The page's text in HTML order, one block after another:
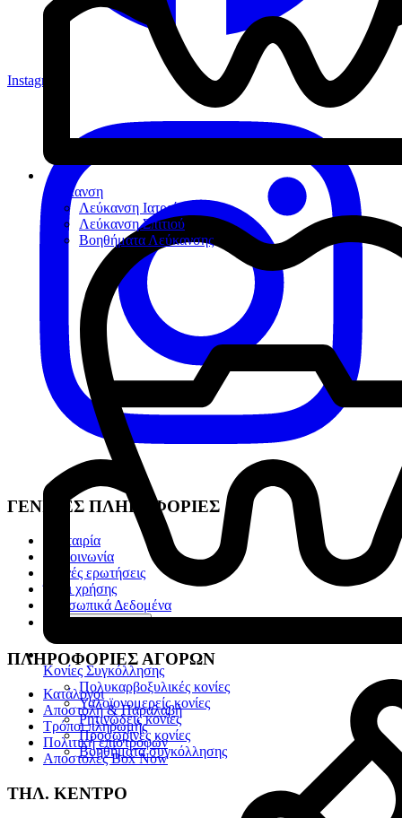
Λεύκανση
Λεύκανση Ιατρείου
Λεύκανση Σπιτιού
Βοηθήματα Λεύκανσης
Κονίες Συγκόλλησης
Πολυκαρβοξυλικές κονίες
Υαλοϊονομερείς κονίες
Ρητινώδεις κονίες
Προσωρινές κονίες
Βοηθήματα συγκόλλησης
Instagram
ΓΕΝΙΚΕΣ ΠΛΗΡΟΦΟΡΙΕΣ
Η Εταιρία
Επικοινωνία
Συχνές ερωτήσεις
Όροι χρήσης
Προσωπικά Δεδομένα
ΠΛΗΡΟΦΟΡΙΕΣ ΑΓΟΡΩΝ
Κατάλογοι
Αποστολή & Παραλαβή
Τρόποι πληρωμής
Πολιτική επιστροφών
Αποστολές Box Now
ΤΗΛ. ΚΕΝΤΡΟ